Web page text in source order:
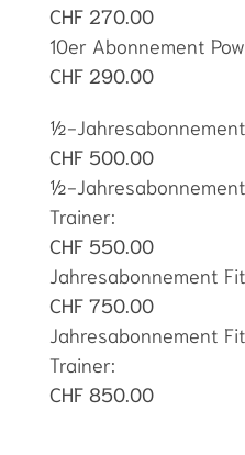
CHF 270.00
10er Abonnement
CHF 290.00
½-
CHF 500.00
½-
Trainer:
CHF 550.00
Jahresabonnement
CHF 750.00
Jahresabonnement
Trainer:
CHF 850.00